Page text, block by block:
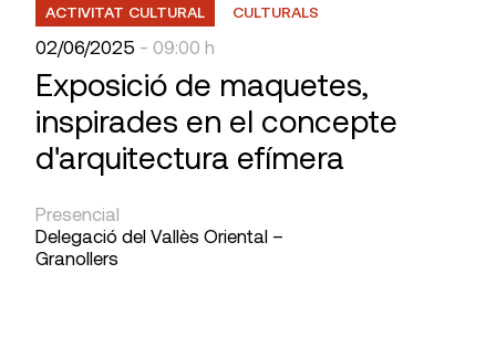
ACTIVITAT CULTURAL CULTURALS
02/06/2025 - 09:00 h
Exposició de maquetes,
inspirades en el concepte
d'arquitectura efímera
Presencial
Delegació del Vallès Oriental –
Granollers